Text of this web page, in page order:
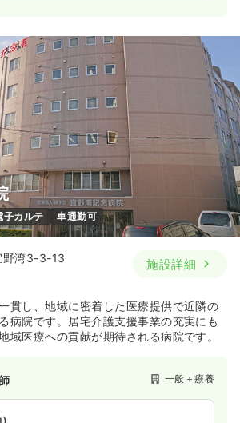
ください
（休憩60分）
る 詳細を見る
一般＋療養
賞与4ヶ月
（休憩60分）
る 詳細を見る
子カルテ 車通勤可
野湾3-3-13
施設詳細
貫し、地域に密着した医療提供で近隣の
病院です。居宅介護支援事業の充実にも
域医療への貢献が期待される病院です。
一般＋療養